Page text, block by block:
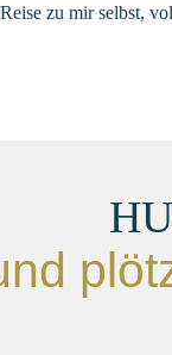
zu mir selbst,